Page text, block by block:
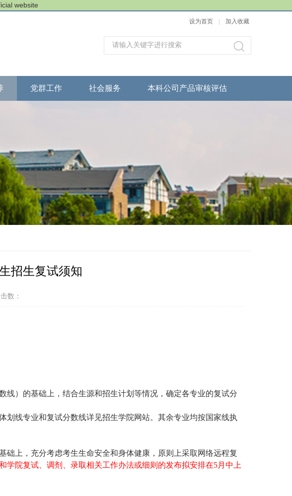
website
设为首页 加入收藏
党群工作 社会服务 本科公司产品审核评估
招生复试须知
数：
）的基础上，结合生源和招生计划等情况，确定各专业的复试分
划线专业和复试分数线详见招生学院网站。其余专业均按国家线执
上，充分考虑考生生命安全和身体健康，原则上采取网络远程复
学院复试、调剂、录取相关工作办法或细则的发布拟安排在5月中上